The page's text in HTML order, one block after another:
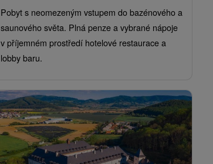
Pobyt s neomezeným vstupem do bazénového a
saunového světa. Plná penze a vybrané nápoje
v příjemném prostředí hotelové restaurace a
lobby baru.